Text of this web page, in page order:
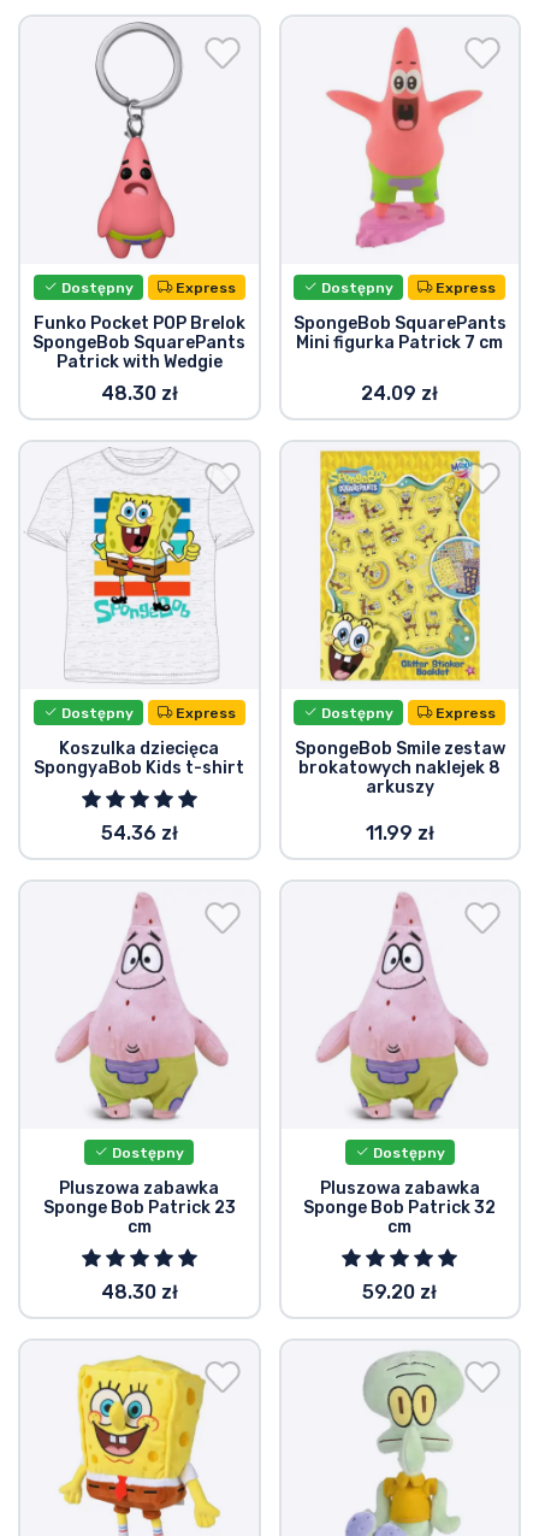
Dostępny Express
Funko Pocket POP Brelok
SpongeBob SquarePants
Patrick with Wedgie
48.30 zł
Dostępny Express
SpongeBob SquarePants
Mini figurka Patrick 7 cm
24.09 zł
Dostępny Express
Koszulka dziecięca
SpongyaBob Kids t-shirt
54.36 zł
Dostępny Express
SpongeBob Smile zestaw
brokatowych naklejek 8
arkuszy
11.99 zł
Dostępny
Pluszowa zabawka
Sponge Bob Patrick 23
cm
48.30 zł
Dostępny
Pluszowa zabawka
Sponge Bob Patrick 32
cm
59.20 zł